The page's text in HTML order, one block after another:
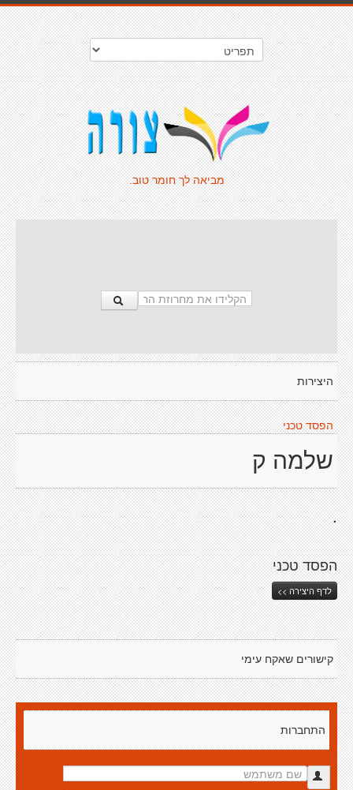
מביאה לך חומר טוב.
היצירות
הפסד טכני
שלמה ק
.
הפסד טכני
לדף היצירה >>
קישורים שאקח עימי
התחברות